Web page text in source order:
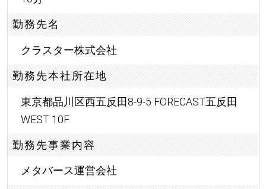
勤務先名
クラスター株式会社
勤務先本社所在地
東京都品川区西五反田8-9-5 FORECAST五反田
WEST 10F
勤務先事業内容
メタバース運営会社